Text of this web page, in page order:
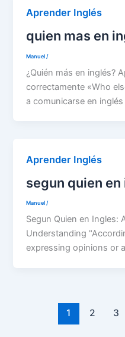
Aprender Inglés
quien mas en
Manuel/
¿Quién más en inglés?
correctamente «Who
a comunicarse en
Aprender Inglés
segun quien en
Manuel/
Segun Quien en Ingles:
Understanding
expressing opinions or
1 2 3